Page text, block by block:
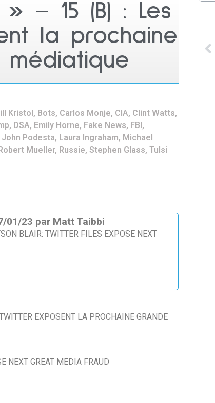
– 15 (B) : Les
la prochaine
Kristol , Bots, Carlos Monje, CIA, Clint Watts,
, DSA, Emily Horne, Fake News, FBI ,
John Podesta, Laura Ingraham, Michael
Robert Mueller, Russie, Stephen Glass, Tulsi
01/23 par Matt Taibbi
BLAIR: TWITTER FILES EXPOSE NEXT
EXPOSENT LA PROCHAINE GRANDE
NEXT GREAT MEDIA FRAUD